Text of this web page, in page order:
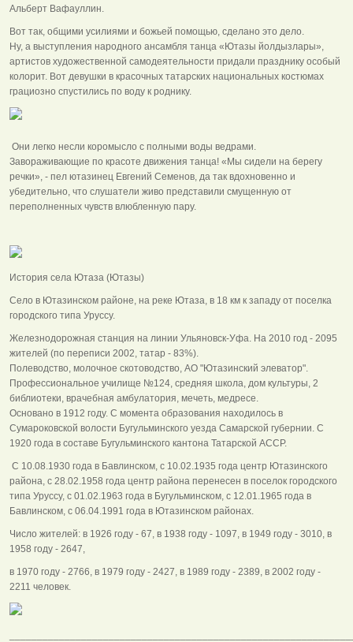
Альберт Вафауллин.
Вот так, общими усилиями и божьей помощью, сделано это дело.
Ну, а выступления народного ансамбля танца «Ютазы йолдызлары»,
артистов художественной самодеятельности придали празднику особый
колорит. Вот девушки в красочных татарских национальных костюмах
грациозно спустились по воду к роднику.
Они легко несли коромысло с полными воды ведрами.
Завораживающие по красоте движения танца! «Мы сидели на берегу
речки», - пел ютазинец Евгений Семенов, да так вдохновенно и
убедительно, что слушатели живо представили смущенную от
переполненных чувств влюбленную пару.
История села Ютаза (Ютазы)
Село в Ютазинском районе, на реке Ютаза, в 18 км к западу от поселка
городского типа Уруссу.
Железнодорожная станция на линии Ульяновск-Уфа. На 2010 год - 2095
жителей (по переписи 2002, татар - 83%).
Полеводство, молочное скотоводство, АО "Ютазинский элеватор".
Профессиональное училище №124, средняя школа, дом культуры, 2
библиотеки, врачебная амбулатория, мечеть, медресе.
Основано в 1912 году. С момента образования находилось в
Сумароковской волости Бугульминского уезда Самарской губернии. С
1920 года в составе Бугульминского кантона Татарской АССР.
С 10.08.1930 года в Бавлинском, с 10.02.1935 года центр Ютазинского
района, с 28.02.1958 года центр района перенесен в поселок городского
типа Уруссу, с 01.02.1963 года в Бугульминском, с 12.01.1965 года в
Бавлинском, с 06.04.1991 года в Ютазинском районах.
Число жителей: в 1926 году - 67, в 1938 году - 1097, в 1949 году - 3010, в
1958 году - 2647,
в 1970 году - 2766, в 1979 году - 2427, в 1989 году - 2389, в 2002 году -
2211 человек.